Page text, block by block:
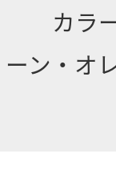
カラー
ーン・オ